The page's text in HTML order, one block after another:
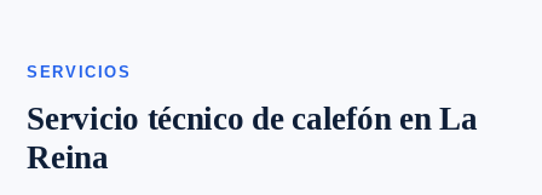
SERVICIOS
Servicio técnico de calefón en La
Reina